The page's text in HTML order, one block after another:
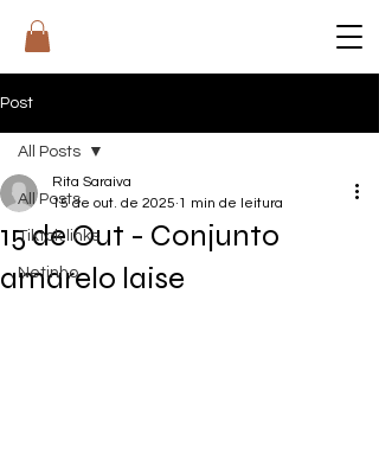
RIT
Post
All Posts
Tiktok links
Netinho
All Posts
15 de Out - Conjunto
amarelo laise
Rita Saraiva
15 de out. de 2025 1 min de leitura